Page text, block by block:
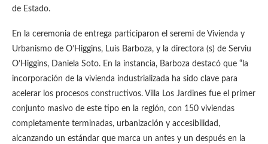
de Estado.
En la ceremonia de entrega participaron el seremi de Vivienda y
Urbanismo de O’Higgins, Luis Barboza, y la directora (s) de Serviu
O’Higgins, Daniela Soto. En la instancia, Barboza destacó que “la
incorporación de la vivienda industrializada ha sido clave para
acelerar los procesos constructivos. Villa Los Jardines fue el primer
conjunto masivo de este tipo en la región, con 150 viviendas
completamente terminadas, urbanización y accesibilidad,
alcanzando un estándar que marca un antes y un después en la